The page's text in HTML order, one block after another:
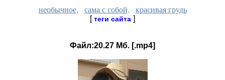
необычное, сама с собой, красивая грудь
[теги сайта ]
Файл:20.27 Мб. [.mp4]